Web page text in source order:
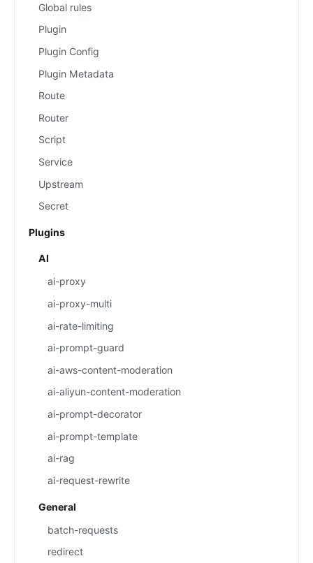
Global rules
Plugin
Plugin Config
Plugin Metadata
Route
Router
Script
Service
Upstream
Secret
Plugins
AI
ai-proxy
ai-proxy-multi
ai-rate-limiting
ai-prompt-guard
ai-aws-content-moderation
ai-aliyun-content-moderation
ai-prompt-decorator
ai-prompt-template
ai-rag
ai-request-rewrite
General
batch-requests
redirect